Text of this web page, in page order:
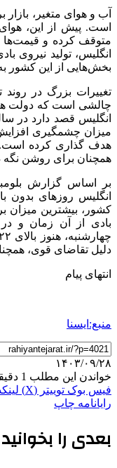
آب و هوای متغیر، بازار
است. پیش از این، هوای
متوقف کرده و قیمت‌ها
انگلیس، تولید نیروی
بخش‌هایی از این کشور
تغییرات بزرگ در روند
چالشی است که دولت ها،
انگلیس قصد دارد در
هدف گذاری کرده است.
همچنان برای روشن
بر اساس گزارش
انگلیس روزهای بدون
کشور، بیشترین میزان
بادی از آن زمان و
دلیل تقاضای قوی،
انتهای پیام
منبع:ایسنا
۱۴۰۳/۰۹/۲۸
خواندن این مطلب 1 دقیقه زمان میبرد
فیس بوک توییتر (X)
رایانامه چاپ
بعدی را بخوانید